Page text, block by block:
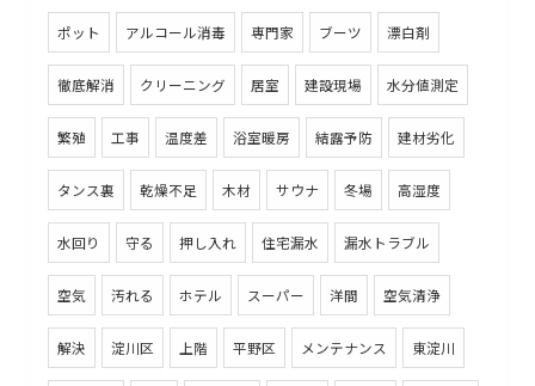
ポット アルコール消毒 専門家 ブーツ 漂白剤
徹底解消 クリーニング 居室 建設現場 水分値測定
繁殖 工事 温度差 浴室暖房 結露予防 建材劣化
タンス裏 乾燥不足 木材 サウナ 冬場 高湿度
水回り 守る 押し入れ 住宅漏水 漏水トラブル
空気 汚れる ホテル スーパー 洋間 空気清浄
解決 淀川区 上階 平野区 メンテナンス 東淀川